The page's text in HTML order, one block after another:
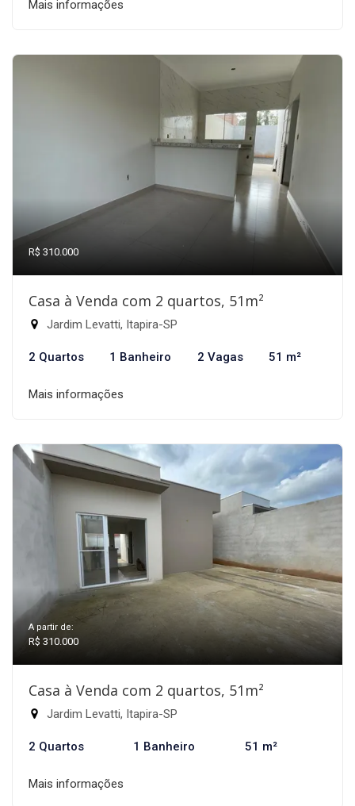
Mais informações
R$ 310.000
Casa à Venda com 2 quartos, 51m²
Jardim Levatti, Itapira-SP
2 Quartos 1 Banheiro 2 Vagas 51 m²
Mais informações
A partir de:
R$ 310.000
Casa à Venda com 2 quartos, 51m²
Jardim Levatti, Itapira-SP
2 Quartos 1 Banheiro 51 m²
Mais informações